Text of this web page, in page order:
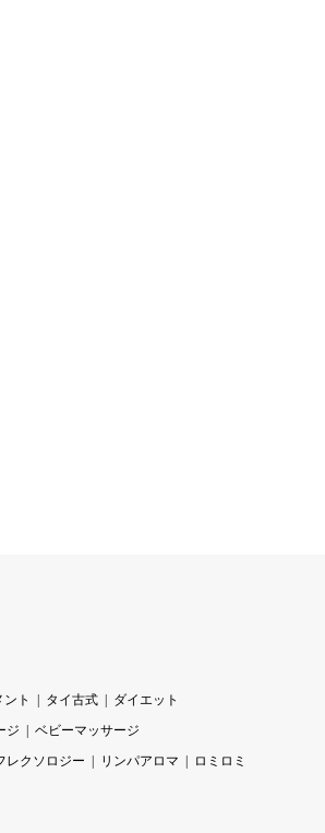
ト タイ古式
ダイエット
ジ
ベビーマッサージ
レクソロジー リンパアロマ
ロミロミ